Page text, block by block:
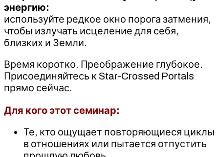
энергию:
используйте редкое окно порога затмения,
чтобы излучать исцеление для себя,
близких и Земли.
Время коротко. Преображение глубокое.
Присоединяйтесь к Star-Crossed Portals
прямо сейчас.
Для кого этот семинар:
Те, кто ощущает повторяющиеся циклы
в отношениях или пытается отпустить